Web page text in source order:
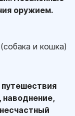
оружием.
и кошка)